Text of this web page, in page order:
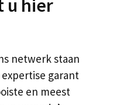
u hier
netwerk staan
garant
en meest